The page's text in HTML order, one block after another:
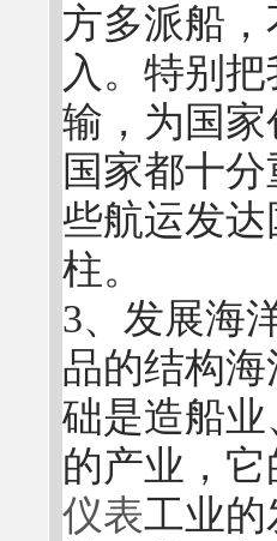
方多派船
入。特别
输，为国
国家都十
些航运发
柱。
3、发展海
品的结构
础是造船
的产业，
仪表工业的